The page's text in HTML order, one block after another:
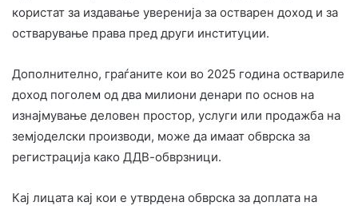
користат за издавање уверенија за остварен доход и за
остварување права пред други институции.
Дополнително, граѓаните кои во 2025 година оствариле
доход поголем од два милиони денари по основ на
изнајмување деловен простор, услуги или продажба на
земјоделски производи, може да имаат обврска за
регистрација како ДДВ-обврзници.
Кај лицата кај кои е утврдена обврска за доплата на